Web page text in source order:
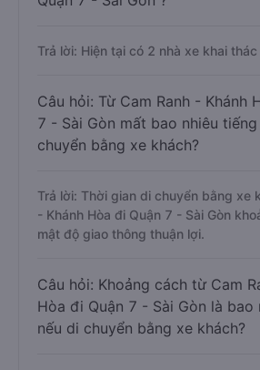
Trả lời: Hiện tại có 2 nhà xe khai
Câu hỏi: Từ Cam Ranh - Khánh
7 - Sài Gòn mất bao nhiêu
chuyển bằng xe khách?
Trả lời: Thời gian di chuyển bằng xe
- Khánh Hòa đi Quận 7 - Sài Gòn
mật độ giao thông thuận lợi.
Câu hỏi: Khoảng cách từ Cam
Hòa đi Quận 7 - Sài Gòn là bao
nếu di chuyển bằng xe khách?